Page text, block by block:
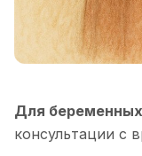
Для
консультации с